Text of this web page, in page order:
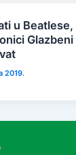
u
2019.